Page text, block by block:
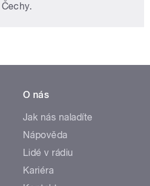
O nás
Jak nás naladíte
Nápověda
Lidé v rádiu
Kariéra